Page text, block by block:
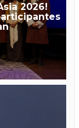
2026!